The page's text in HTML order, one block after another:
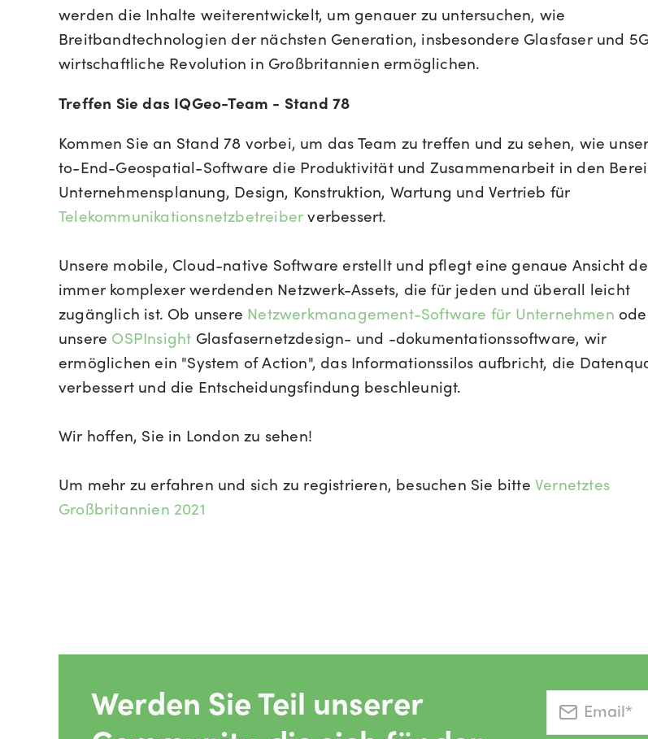
werden die Inhalte weiterentwickelt, um genauer zu untersuchen, wie
Breitbandtechnologien der nächsten Generation, insbesondere Glasfaser und
wirtschaftliche Revolution in Großbritannien ermöglichen.
Treffen Sie das IQGeo-Team - Stand 78
Kommen Sie an Stand 78 vorbei, um das Team zu treffen und zu sehen, wie
to-End-Geospatial-Software die Produktivität und Zusammenarbeit in den
Unternehmensplanung, Design, Konstruktion, Wartung und Vertrieb für
Telekommunikationsnetzbetreiberverbessert.
Unsere mobile, Cloud-native Software erstellt und pflegt eine genaue Ansicht
immer komplexer werdenden Netzwerk-Assets, die für jeden und überall leicht
zugänglich ist. Ob unsere Netzwerkmanagement-Software für Unternehmen
unsere OSPInsight Glasfasernetzdesign- und -dokumentationssoftware, wir
ermöglichen ein "System of Action", das Informationssilos aufbricht, die
verbessert und die Entscheidungsfindung beschleunigt.
Wir hoffen, Sie in London zu sehen!
Um mehr zu erfahren und sich zu registrieren, besuchen Sie bitteVernetztes
Großbritannien 2021
Werden Sie Teil unserer